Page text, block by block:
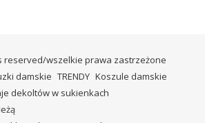
reserved/wszelkie prawa zastrzeżone
damskie TRENDY Koszule damskie
dekoltów w sukienkach